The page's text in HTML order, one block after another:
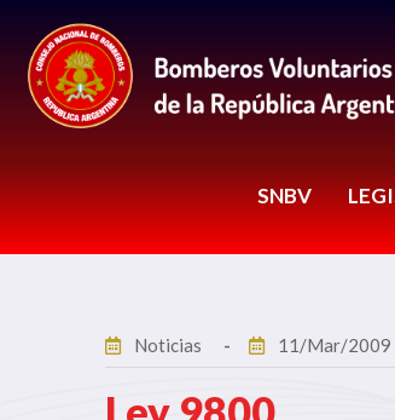
SNBV
Noticias 11/Mar/2009